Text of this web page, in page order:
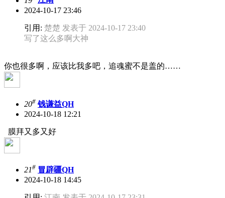
2024-10-17 23:46
引用: 楚楚 发表于 2024-10-17 23:40
写了这么多啊大神
你也很多啊，应该比我多吧，追魂蜜不是盖的……
20# 钱谦益QH
2024-10-18 12:21
膜拜又多又好
21# 冒辟疆QH
2024-10-18 14:45